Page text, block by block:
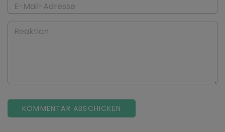
E-Mail-Adresse
Reaktion